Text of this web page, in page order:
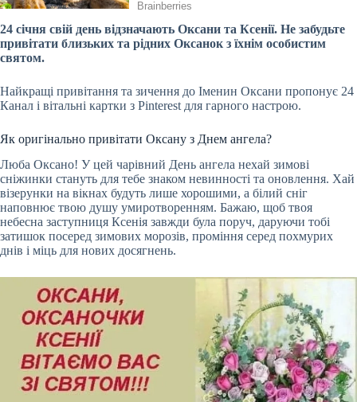
24 січня свій день відзначають Оксани та Ксенії. Не забудьте
привітати близьких та рідних Оксанок з їхнім особистим
святом.
Найкращі привітання та зичення до Іменин Оксани пропонує 24
Канал і вітальні картки з Pinterest для гарного настрою.
Як оригінально привітати Оксану з Днем ангела?
Люба Оксано! У цей чарівний День ангела нехай зимові
сніжинки стануть для тебе знаком невинності та оновлення. Хай
візерунки на вікнах будуть лише хорошими, а білий сніг
наповнює твою душу умиротворенням. Бажаю, щоб твоя
небесна заступниця Ксенія завжди була поруч, даруючи тобі
затишок посеред зимових морозів, проміння серед похмурих
днів і міць для нових досягнень.